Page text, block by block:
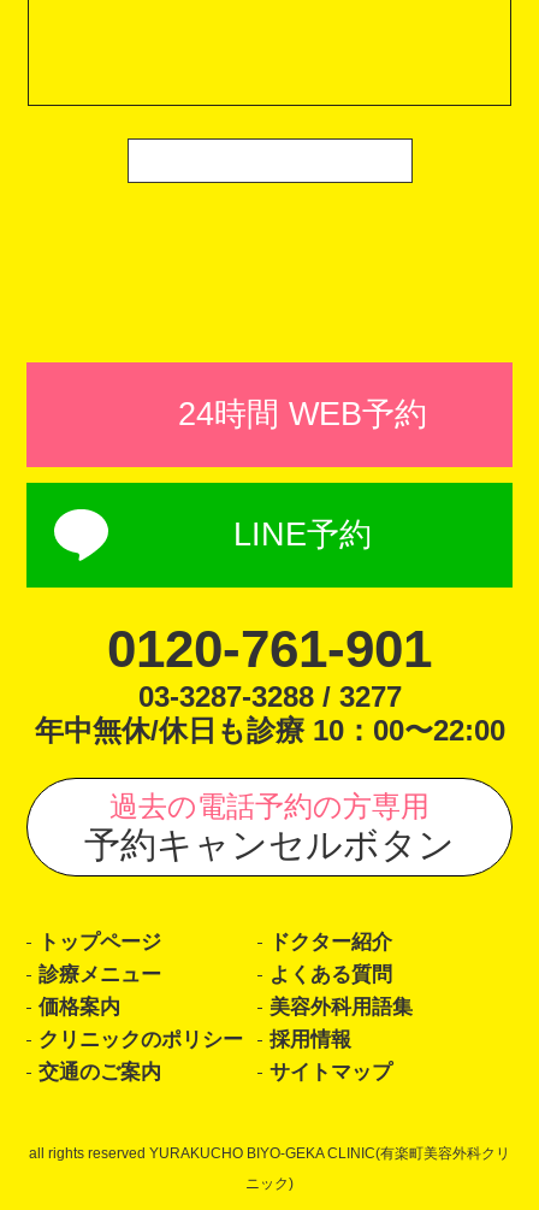
24時間 WEB予約
LINE予約
0120-761-901
03-3287-3288 / 3277
年中無休/休日も診療 10：00〜22:00
過去の電話予約の方専用
予約キャンセルボタン
トップページ
ドクター紹介
診療メニュー
よくある質問
価格案内
美容外科用語集
クリニックのポリシー
採用情報
交通のご案内
サイトマップ
all rights reserved YURAKUCHO BIYO-GEKA CLINIC(有楽町美容外科クリ
ニック)